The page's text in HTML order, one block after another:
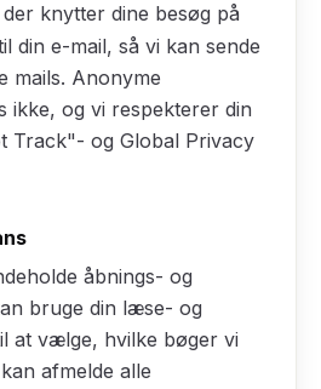
knytter dine besøg på
din e-mail, så vi kan sende
mails. Anonyme
ikke, og vi respekterer din
Track"- og Global Privacy
åbnings- og
bruge din læse- og
at vælge, hvilke bøger vi
afmelde alle